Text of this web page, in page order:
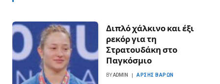
Διπλό χάλκινο και έξι
ρεκόρ για τη
Στρατουδάκη στο
Παγκόσμιο
BYADMIN ΆΡΣΗΣ ΒΑΡΏΝ